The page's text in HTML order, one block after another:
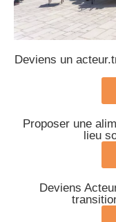
Deviens un
Proposer une
lieu
Deviens